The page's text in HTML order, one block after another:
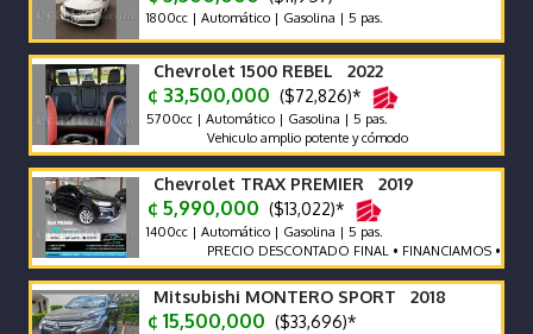
1800cc | Automático | Gasolina | 5 pas.
Chevrolet 1500 REBEL 2022
¢ 33,500,000 ($72,826)*
5700cc | Automático | Gasolina | 5 pas.
Vehiculo amplio potente y cómodo
Chevrolet TRAX PREMIER 2019
¢ 5,990,000 ($13,022)*
1400cc | Automático | Gasolina | 5 pas.
PRECIO DESCONTADO FINAL • FINANCIAMOS •
Mitsubishi MONTERO SPORT 2018
¢ 15,500,000 ($33,696)*